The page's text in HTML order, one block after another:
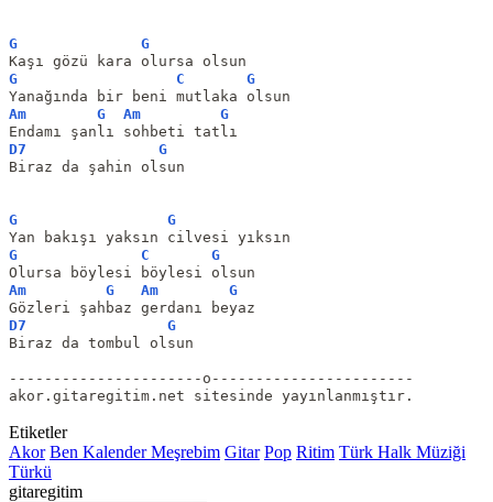
G
G
Kaşı gözü kara olursa olsun
G
C
G
Yanağında bir beni mutlaka olsun
Am
G Am
G
Endamı şanlı sohbeti tatlı
D7
G
Biraz da şahin olsun
G
G
Yan bakışı yaksın cilvesi yıksın
G
C
G
Olursa böylesi böylesi olsun
Am
G Am
G
Gözleri şahbaz gerdanı beyaz
D7
G
Biraz da tombul olsun
----------------------o-----------------------
akor.gitaregitim.net sitesinde yayınlanmıştır.
Etiketler
Akor Ben Kalender Meşrebim Gitar Pop Ritim Türk Halk Müziği
Türkü
gitaregitim